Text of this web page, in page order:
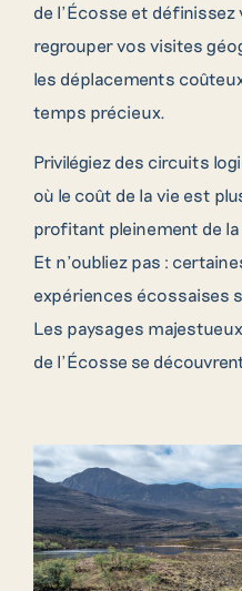
de l’Écosse et
regrouper vos visites
les déplacements
temps précieux.
Privilégiez des circuits
où le coût de la vie est
profitant pleinement de
Et n’oubliez pas :
expériences écossaises
Les paysages
de l’Écosse se